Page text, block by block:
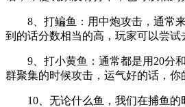
8、打鳊鱼：用中炮攻击，通常来
到的话分数相当的高，玩家可以尝试
9、打小黄鱼：通常都是用20分和
群聚集的时候攻击，运气好的话，你
10、无论什么鱼，我们在捕鱼的